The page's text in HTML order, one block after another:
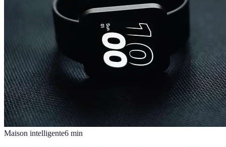
Maison intelligente6 min